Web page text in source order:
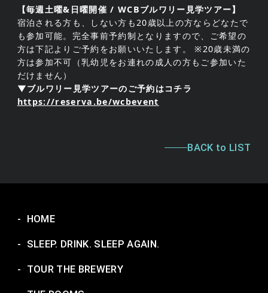
【毎週土曜&日曜開催 / WCBブルワリー見学ツアー】
宿泊される方も、しない方も20歳以上の方ならどなたで
も参加可能。完全事前予約制となりますので、ご希望の
方は下記よりご予約をお願いいたします。 ※20歳未満の
方は参加不可（乳幼児をお連れの成人の方もご参加いた
だけません）
▼ブルワリー見学ツアーのご予約はコチラ
https://reserva.be/wcbevent
BACK to LIST
- HOME
- SLEEP. DRINK. SLEEP AGAIN.
- TOUR THE BREWERY